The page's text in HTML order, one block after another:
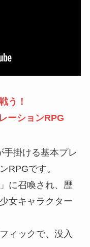
う！
ーションRPG
手掛ける基本プレ
RPGです。
に召喚され、歴
女キャラクター
ィックで、没入